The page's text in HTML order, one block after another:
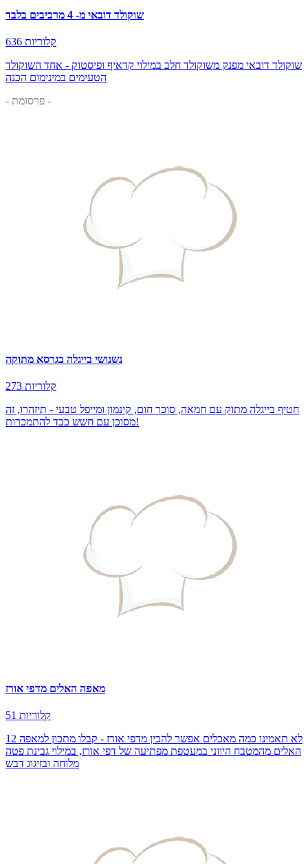
שוקולד דובאי מ- 4 מרכיבים בלבד
636 קלוריות
שוקולד דובאי מפנק משוקולד חלב במילוי קדאיף ופיסטוק - אחד השוקולד
הטעימים במינימום הכנה
- פרסומת -
נשנושי בייגלה בגרסא מתוקה
273 קלוריות
חטיף בייגלה מתוק עם חמאה, סוכר חום, קינמון ומייפל טבעי - תיזהרו, זה
מסוכן עם חשש כבד להתמכרות!
מאפה האלים מדפי אורז
51 קלוריות
לא תאמינו כמה מאכלים אפשר להכין מדפי אורז - קבלו מתכון למאפה 12
האלים מהמטבח היווני במעטפת מפתיעה של דפי אורז, במילוי גבינת פטה
מלוחה ובזיגוג דבש